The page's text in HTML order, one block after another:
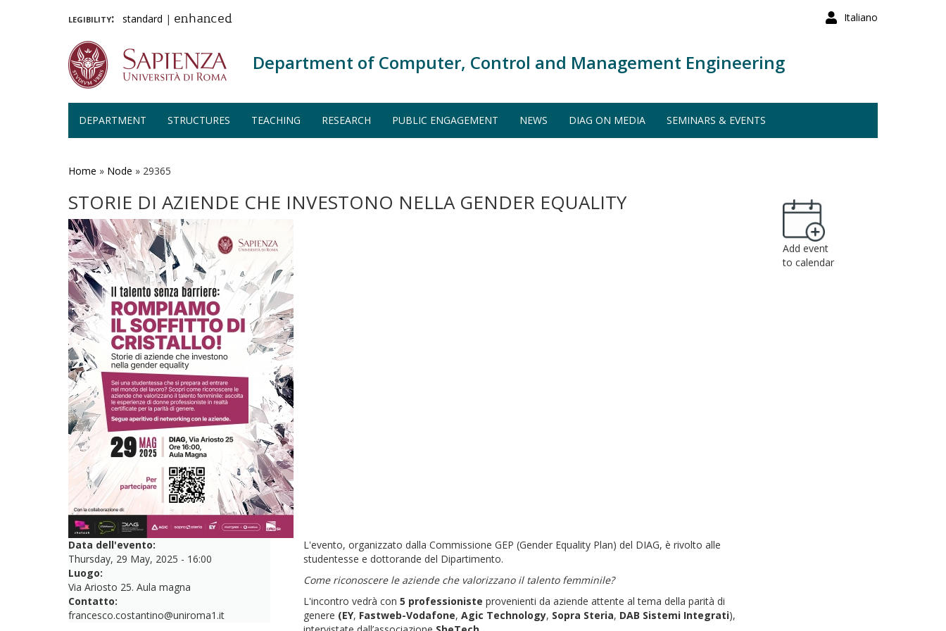
Italiano
legibility: standard | enhanced
Department of Computer, Control and Management Engineering
DEPARTMENT STRUCTURES TEACHING RESEARCH PUBLIC ENGAGEMENT NEWS DIAG ON MEDIA SEMINARS & EVENTS
Home » Node » 29365
STORIE DI AZIENDE CHE INVESTONO NELLA GENDER EQUALITY
Data dell'evento:
Thursday, 29 May, 2025 - 16:00
Luogo:
Via Ariosto 25. Aula magna
Contatto:
francesco.costantino@uniroma1.it
L'evento, organizzato dalla Commissione GEP (Gender Equality Plan) del DIAG, è rivolto alle
studentesse e dottorande del Dipartimento.
Come riconoscere le aziende che valorizzano il talento femminile?
L'incontro vedrà con5 professioniste provenienti da aziende attente al tema della parità di
genere (EY, Fastweb-Vodafone,Agic Technology, Sopra Steria, DAB Sistemi Integrati),
Add event
to calendar